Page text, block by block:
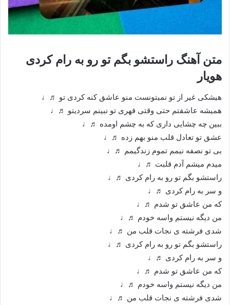
متن آهنگ راستشو بگم تو رو به رام کردی
هویار
هیشکی غیر از تو نمیتونست منو عاشق کنه کردی تو ♬♩
همیشه عاشقتم حتی وقتی قهری تو نبینم سردیتو ♬♩
ببین چه چشایی داری که به چشم اومده ♬♩
عشق تو تعادل قلب منو بهم زده ♬♩
بی تو نصفه نیمم تموم زندگیمم ♬♩
میدم میشم آدم قلبت ♬♩
راستشو بگم تو رو به رام کردی ♬♩
و سر به رام کردی ♬♩
که من عاشق تو شدم ♬♩
من دیگه نیستم واسه خودم ♬♩
شدی فرشته ی نجات قلب من ♬♩
راستشو بگم تو رو به رام کردی ♬♩
و سر به رام کردی ♬♩
که من عاشق تو شدم ♬♩
من دیگه نیستم واسه خودم ♬♩
شدی فرشته ی نجات قلب من ♬♩